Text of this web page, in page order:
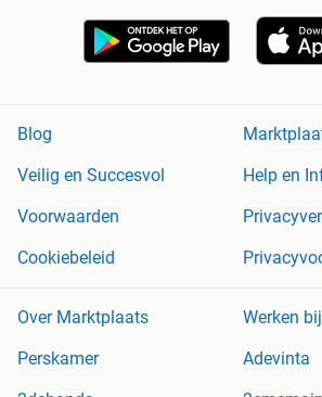
Blog
Veilig en Succesvol
Help en
Voorwaarden
Cookiebeleid
Over Marktplaats
Werken bij
Perskamer
Adevinta